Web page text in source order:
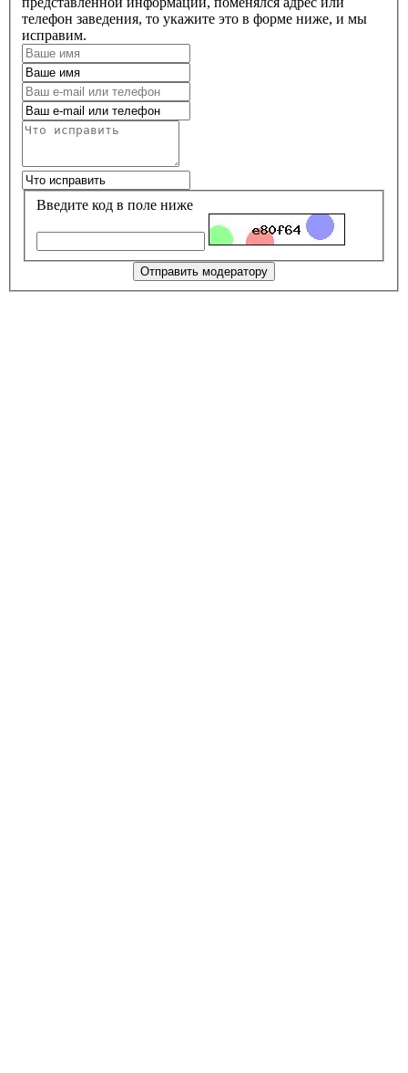
телефон заведения, то укажите это в форме ниже, и мы
исправим.
Введите код в поле ниже
Отправить модератору